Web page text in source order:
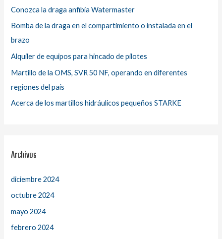
p
o
r
Conozca la draga anfibia Watermaster
Bomba de la draga en el compartimiento o instalada en el
brazo
Alquiler de equipos para hincado de pilotes
Martillo de la OMS, SVR 50 NF, operando en diferentes
regiones del país
Acerca de los martillos hidráulicos pequeños STARKE
Archivos
diciembre 2024
octubre 2024
mayo 2024
febrero 2024